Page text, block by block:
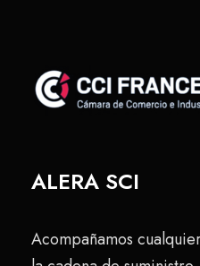
ALERA SCI
Acompañamos